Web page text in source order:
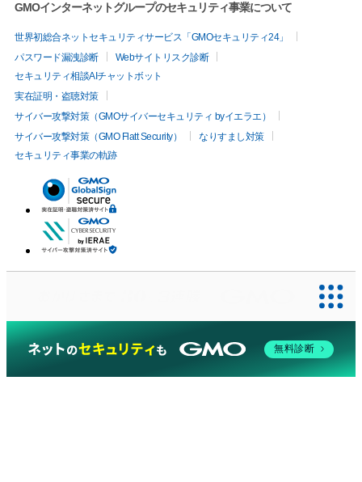
GMOインターネットグループのセキュリティ事業について
世界初総合ネットセキュリティサービス「GMOセキュリティ24」
パスワード漏洩診断
Webサイトリスク診断
セキュリティ相談AIチャットボット
実在証明・盗聴対策
サイバー攻撃対策（GMOサイバーセキュリティ byイエラエ）
サイバー攻撃対策（GMO Flatt Security）
なりすまし対策
セキュリティ事業の軌跡
無料診断